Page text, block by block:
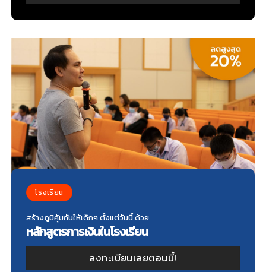
โรงเรียน
สร้างภูมิคุ้มกันให้เด็กๆ ตั้งแต่วันนี้ ด้วย
หลักสูตรการเงินในโรงเรียน
ลงทะเบียนเลยตอนนี้!